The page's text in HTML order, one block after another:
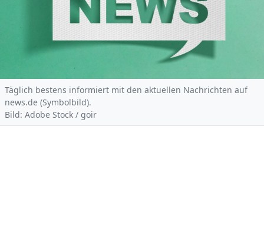
Täglich bestens informiert mit den aktuellen Nachrichten auf
news.de (Symbolbild).
Bild: Adobe Stock / goir